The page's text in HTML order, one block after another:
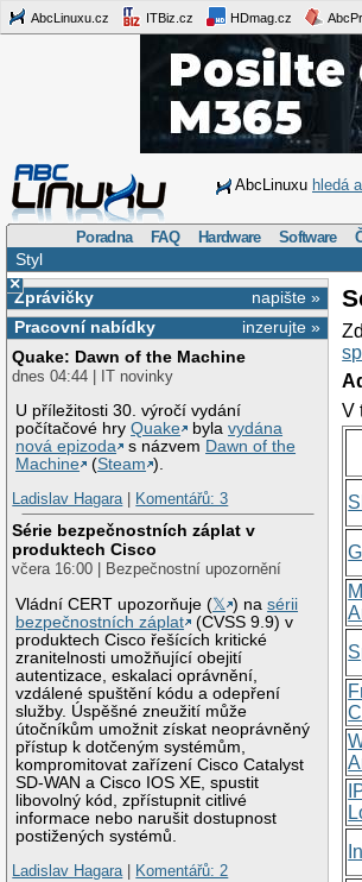
AbcLinuxu.cz ITBiz.cz HDmag.cz
AbcLinuxu hledá
Poradna FAQ Hardware Software
Styl
×
napište »
Zprávičky
inzerujte »
Pracovní nabídky
Quake: Dawn of the Machine
dnes 04:44 | IT novinky
U příležitosti 30. výročí vydání
počítačové hryQuake bylavydána
nová epizoda
s názvem Dawn of the
Machine
(Steam ).
Ladislav Hagara| Komentářů: 3
Série bezpečnostních záplat v
produktech Cisco
včera 16:00 | Bezpečnostní upozornění
Vládní CERT upozorňuje (𝕏 ) nasérii
bezpečnostních záplat
(CVSS 9.9) v
produktech Cisco řešících kritické
zranitelnosti umožňující obejití
autentizace, eskalaci oprávnění,
vzdálené spuštění kódu a odepření
služby. Úspěšné zneužití může
útočníkům umožnit získat neoprávněný
přístup k dotčeným systémům,
kompromitovat zařízení Cisco Catalyst
SD-WAN a Cisco IOS XE, spustit
libovolný kód, zpřístupnit citlivé
informace nebo narušit dostupnost
postižených systémů.
Ladislav Hagara| Komentářů: 2
V